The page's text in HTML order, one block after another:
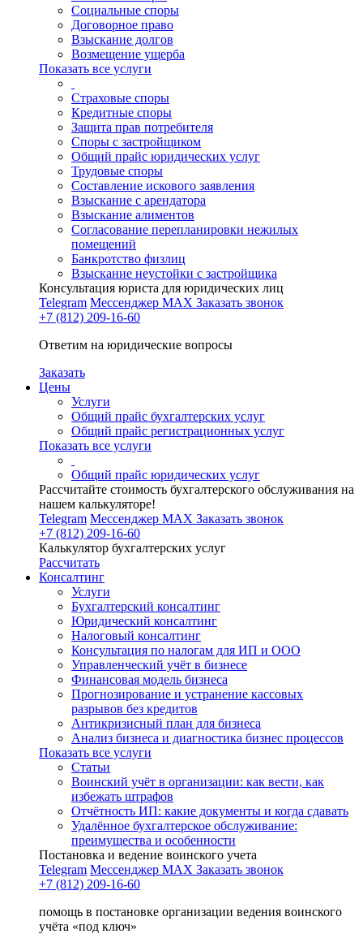
Социальные споры
Договорное право
Взыскание долгов
Возмещение ущерба
Показать все услуги
Страховые споры
Кредитные споры
Защита прав потребителя
Споры с застройщиком
Общий прайс юридических услуг
Трудовые споры
Составление искового заявления
Взыскание с арендатора
Взыскание алиментов
Cогласование перепланировки нежилых
помещений
Банкротство физлиц
Взыскание неустойки с застройщика
Консультация юриста для юридических лиц
Telegram Мессенджер MAX Заказать звонок
+7 (812) 209-16-60
Ответим на юридические вопросы
Заказать
Цены
Услуги
Общий прайс бухгалтерских услуг
Общий прайс регистрационных услуг
Показать все услуги
Общий прайс юридических услуг
Рассчитайте стоимость бухгалтерского обслуживания на
нашем калькуляторе!
Telegram Мессенджер MAX Заказать звонок
+7 (812) 209-16-60
Калькулятор бухгалтерских услуг
Рассчитать
Консалтинг
Услуги
Бухгалтерский консалтинг
Юридический консалтинг
Налоговый консалтинг
Консультация по налогам для ИП и ООО
Управленческий учёт в бизнесе
Финансовая модель бизнеса
Прогнозирование и устранение кассовых
разрывов без кредитов
Антикризисный план для бизнеса
Анализ бизнеса и диагностика бизнес процессов
Показать все услуги
Статьи
Воинский учёт в организации: как вести, как
избежать штрафов
Отчётность ИП: какие документы и когда сдавать
Удалённое бухгалтерское обслуживание:
преимущества и особенности
Постановка и ведение воинского учета
Telegram Мессенджер MAX Заказать звонок
+7 (812) 209-16-60
помощь в постановке организации ведения воинского
учёта «под ключ»